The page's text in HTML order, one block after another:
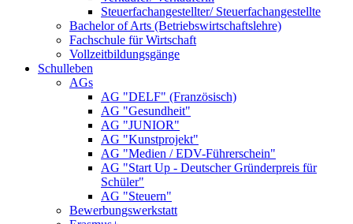
Steuerfachangestellter/ Steuerfachangestellte
Bachelor of Arts (Betriebswirtschaftslehre)
Fachschule für Wirtschaft
Vollzeitbildungsgänge
Schulleben
AGs
AG "DELF" (Französisch)
AG "Gesundheit"
AG "JUNIOR"
AG "Kunstprojekt"
AG "Medien / EDV-Führerschein"
AG "Start Up - Deutscher Gründerpreis für
Schüler"
AG "Steuern"
Bewerbungswerkstatt